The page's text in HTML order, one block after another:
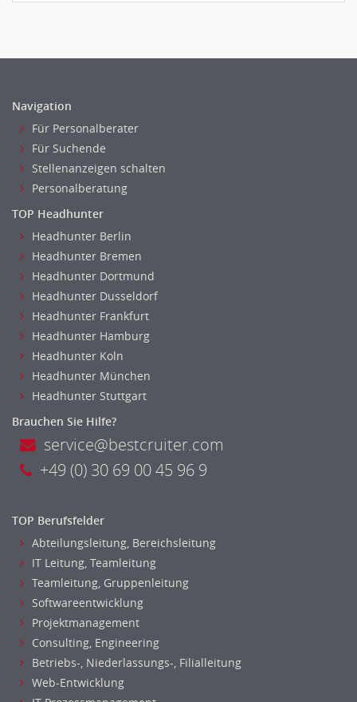
Navigation
Für Personalberater
Für Suchende
Stellenanzeigen schalten
Personalberatung
TOP Headhunter
Headhunter Berlin
Headhunter Bremen
Headhunter Dortmund
Headhunter Dusseldorf
Headhunter Frankfurt
Headhunter Hamburg
Headhunter Koln
Headhunter München
Headhunter Stuttgart
Brauchen Sie Hilfe?
service@bestcruiter.com
+49 (0) 30 69 00 45 96 9
TOP Berufsfelder
Abteilungsleitung, Bereichsleitung
IT Leitung, Teamleitung
Teamleitung, Gruppenleitung
Softwareentwicklung
Projektmanagement
Consulting, Engineering
Betriebs-, Niederlassungs-, Filialleitung
Web-Entwicklung